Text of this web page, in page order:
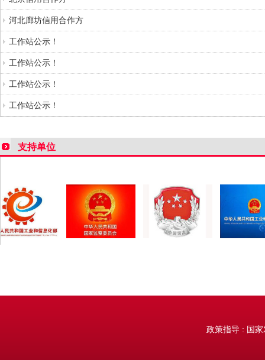
河北廊坊信用合作方
工作站公示！
工作站公示！
工作站公示！
工作站公示！
支持单位
政策指导 : 国